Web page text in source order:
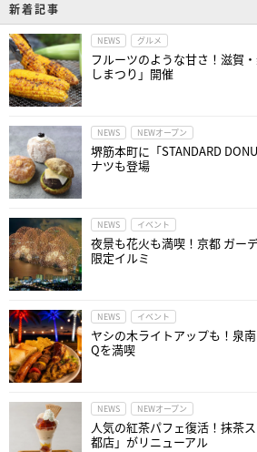
新着記事
NEWS グルメ
フルーツのような甘さ！滋賀
しまつり」開催
NEWS NEWオープン
堺筋本町に「STANDARD
ナツも登場
NEWS イベント
夜景も花火も満喫！京都 ガー
限定イルミ
NEWS イベント
ヤシの木ライトアップも！泉
Qを満喫
NEWS NEWオープン
人気の紅茶パフェ復活！抹茶
都店」がリニューアル